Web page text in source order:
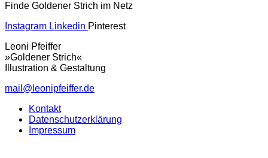
Finde Goldener Strich im Netz
Instagram Linkedin Pinterest
Leoni Pfeiffer
»Goldener Strich«
Illustration & Gestaltung
mail@leonipfeiffer.de
Kontakt
Datenschutzerklärung
Impressum